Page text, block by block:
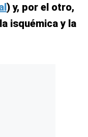
) y, por el otro,
isquémica y la